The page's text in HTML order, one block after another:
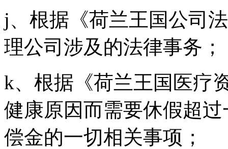
j、根据《荷兰王国公司
理公司涉及的法律事务；
k、根据《荷兰王国医疗
健康原因而需要休假超
偿金的一切相关事项；